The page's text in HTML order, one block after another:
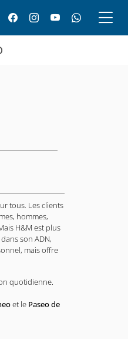
tous. Les clients
hommes,
H&M est plus
son ADN,
mais offre
quotidienne.
et le Paseo de